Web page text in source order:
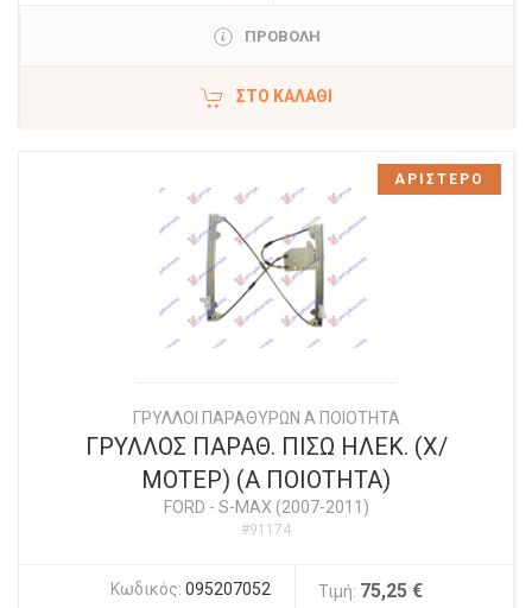
ΠΡΟΒΟΛΗ
ΣΤΟ ΚΑΛΆΘΙ
ΓΡΥΛΛΟΙ ΠΑΡΑΘΥΡΩΝ Α ΠΟΙΟΤΗΤΑ
ΓΡΥΛΛΟΣ ΠΑΡΑΘ. ΠΙΣΩ ΗΛΕΚ. (Χ/
ΜΟΤΕΡ) (Α ΠΟΙΟΤΗΤΑ)
FORD - S-MAX (2007-2011)
#91174
Κωδικός: 095207052 Τιμή: 75,25 €
ΑΡΙΣΤΕΡΟ